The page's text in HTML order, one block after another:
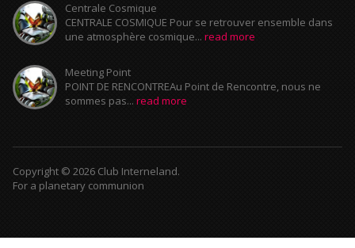
Centrale Cosmique
CENTRALE COSMIQUE Pour se retrouver ensemble dans
une atmosphère cosmique... read more
Meeting Point
POINT DE RENCONTREAu Point de Rencontre, nous ne
sommes pas... read more
Copyright © 2026 Club Interneland.
For a planetary communion